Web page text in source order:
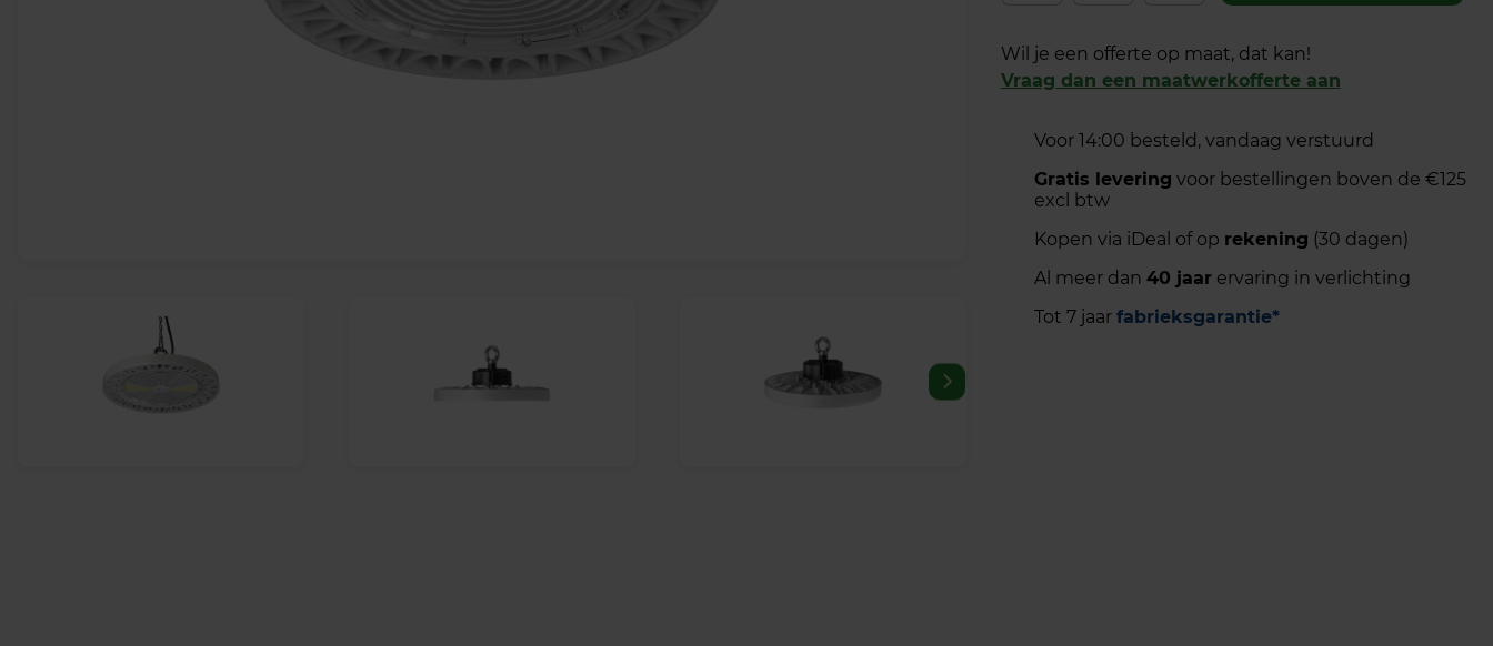
Wil je een offerte op maat, dat kan!
Vraag dan een maatwerkofferte aan
Voor 14:00 besteld, vandaag verstuurd
Gratis levering voor bestellingen boven de €125
excl btw
Kopen via iDeal of op rekening (30 dagen)
Al meer dan 40 jaarervaring in verlichting
Tot 7 jaar fabrieksgarantie*